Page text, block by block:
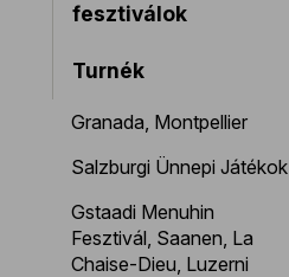
fesztiválok
Turnék
Granada, Montpellier
Salzburgi Ünnepi Játékok
Gstaadi Menuhin
Fesztivál, Saanen, La
Chaise-Dieu, Luzerni